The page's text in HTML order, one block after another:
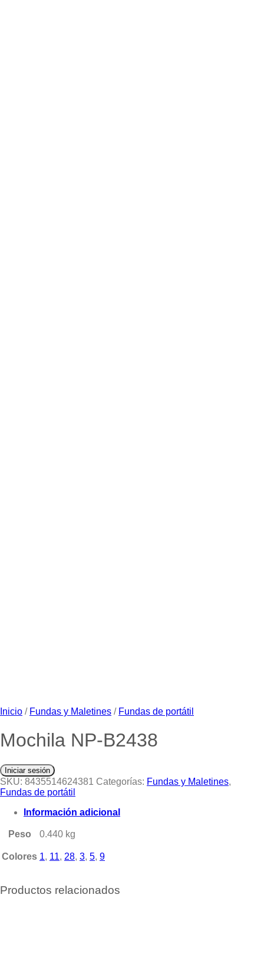
Inicio / Fundas y Maletines / Fundas de portátil
Mochila NP-B2438
Iniciar sesión
SKU: 8435514624381 Categorías: Fundas y Maletines,
Fundas de portátil
Información adicional
Peso 0.440 kg
Colores 1, 11, 28, 3, 5, 9
Productos relacionados